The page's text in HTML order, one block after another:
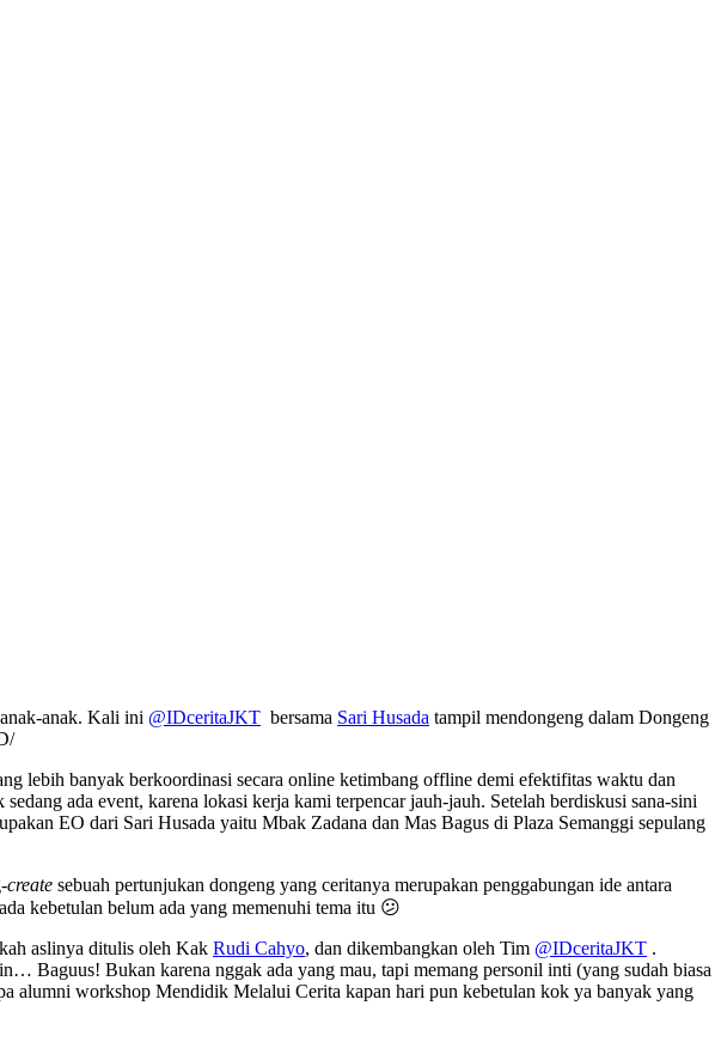
anak. Kali ini @IDceritaJKT bersama Sari Husada tampil mendongeng dalam Dongeng
lebih banyak berkoordinasi secara online ketimbang offline demi efektifitas waktu dan
ada event, karena lokasi kerja kami terpencar jauh-jauh. Setelah berdiskusi sana-sini
EO dari Sari Husada yaitu Mbak Zadana dan Mas Bagus di Plaza Semanggi sepulang
create sebuah pertunjukan dongeng yang ceritanya merupakan penggabungan ide antara
kebetulan belum ada yang memenuhi tema itu 😕
aslinya ditulis oleh Kak Rudi Cahyo, dan dikembangkan oleh Tim @IDceritaJKT .
Baguus! Bukan karena nggak ada yang mau, tapi memang personil inti (yang sudah biasa
alumni workshop Mendidik Melalui Cerita kapan hari pun kebetulan kok ya banyak yang